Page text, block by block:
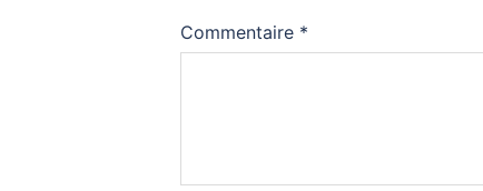
Commentaire *